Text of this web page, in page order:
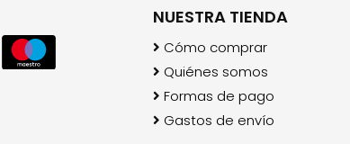
NUESTRA TIENDA
Cómo comprar
Quiénes somos
Formas de pago
Gastos de envío